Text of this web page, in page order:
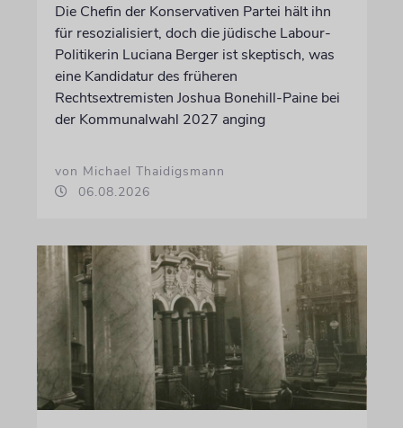
Die Chefin der Konservativen Partei hält ihn
für resozialisiert, doch die jüdische Labour-
Politikerin Luciana Berger ist skeptisch, was
eine Kandidatur des früheren
Rechtsextremisten Joshua Bonehill-Paine bei
der Kommunalwahl 2027 anging
von Michael Thaidigsmann
06.08.2026